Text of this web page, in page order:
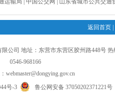
运输局 中国公交网 山东省城市公共交通
返回首页
公司 地址：东营市东营区胶州路448号
0546-968166
webmaster@dongying.gov.cn
号-3
鲁公网安备 37050202371221号